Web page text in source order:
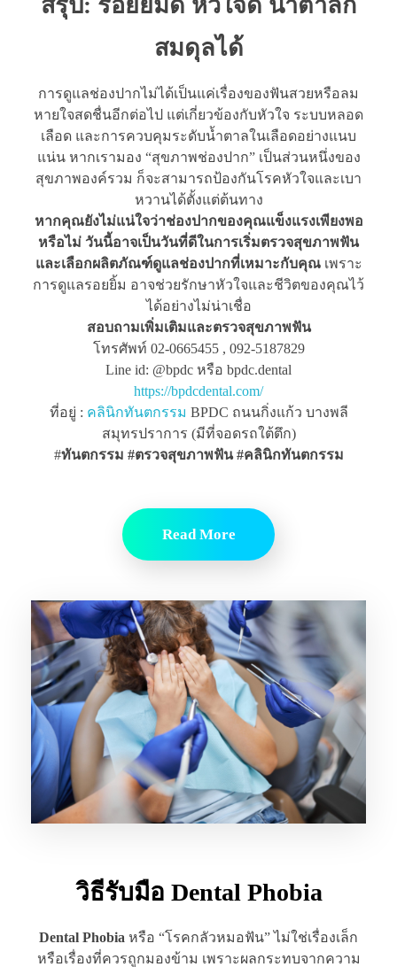
สรุป: รอยยิ้มดี หัวใจดี น้ำตาลก็
สมดุลได้
การดูแลช่องปากไม่ได้เป็นแค่เรื่องของฟันสวยหรือลม
หายใจสดชื่นอีกต่อไป แต่เกี่ยวข้องกับหัวใจ ระบบหลอด
เลือด และการควบคุมระดับน้ำตาลในเลือดอย่างแนบ
แน่น หากเรามอง “สุขภาพช่องปาก” เป็นส่วนหนึ่งของ
สุขภาพองค์รวม ก็จะสามารถป้องกันโรคหัวใจและเบา
หวานได้ตั้งแต่ต้นทาง
หากคุณยังไม่แน่ใจว่าช่องปากของคุณแข็งแรงเพียงพอ
หรือไม่ วันนี้อาจเป็นวันที่ดีในการเริ่มตรวจสุขภาพฟัน
และเลือกผลิตภัณฑ์ดูแลช่องปากที่เหมาะกับคุณเพราะ
การดูแลรอยยิ้ม อาจช่วยรักษาหัวใจและชีวิตของคุณไว้
ได้อย่างไม่น่าเชื่อ
สอบถามเพิ่มเติมและตรวจสุขภาพฟัน
โทรศัพท์ 02-0665455 , 092-5187829
Line id: @bpdc หรือ bpdc.dental
https://bpdcdental.com/
ที่อยู่ : คลินิกทันตกรรม BPDC ถนนกิ่งแก้ว บางพลี
สมุทรปราการ (มีที่จอดรถใต้ตึก)
#ทันตกรรม #ตรวจสุขภาพฟัน #คลินิกทันตกรรม
Read More
วิธีรับมือ Dental Phobia
Dental Phobia หรือ “โรคกลัวหมอฟัน” ไม่ใช่เรื่องเล็ก
หรือเรื่องที่ควรถูกมองข้าม เพราะผลกระทบจากความ